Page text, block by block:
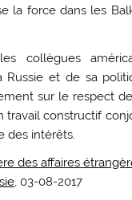
la force dans les
collègues
Russie et de sa
sur le respect
travail constructif
des intérêts.
des affaires
, 03-08-2017